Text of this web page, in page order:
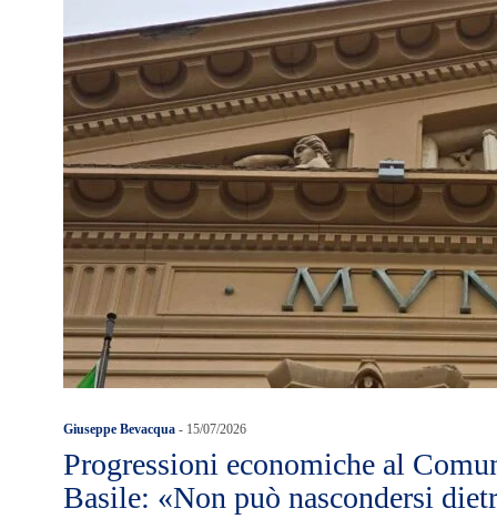
Giuseppe Bevacqua - 15/07/2026
Progressioni economiche al
Basile: «Non può nascondersi